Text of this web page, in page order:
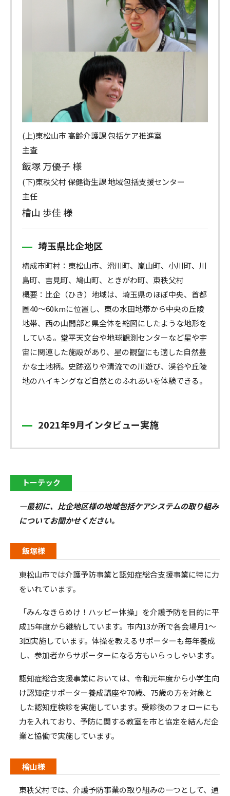
(上)東松山市 高齢介護課 包括ケア推進室
主査
飯塚 万優子 様
(下)東秩父村 保健衛生課 地域包括支援センター
主任
檜山 歩佳 様
埼玉県比企地区
構成市町村：東松山市、滑川町、嵐山町、小川町、川
島町、吉見町、鳩山町、ときがわ町、東秩父村
概要：比企（ひき）地域は、埼玉県のほぼ中央、首都
圏40～60kmに位置し、東の水田地帯から中央の丘陵
地帯、西の山間部と県全体を縮図にしたような地形を
している。堂平天文台や地球観測センターなど星や宇
宙に関連した施設があり、星の観望にも適した自然豊
かな土地柄。史跡巡りや清流での川遊び、渓谷や丘陵
地のハイキングなど自然とのふれあいを体験できる。
2021年9月インタビュー実施
トーテック
―最初に、比企地区様の地域包括ケアシステムの取り組み
についてお聞かせください。
飯塚様
東松山市では介護予防事業と認知症総合支援事業に特に力
をいれています。
「みんなきらめけ！ハッピー体操」を介護予防を目的に平
成15年度から継続しています。市内13か所で各会場月1～
3回実施しています。体操を教えるサポーターも毎年養成
し、参加者からサポーターになる方もいらっしゃいます。
認知症総合支援事業においては、令和元年度から小学生向
け認知症サポーター養成講座や70歳、 75歳の方を対象と
した認知症検診を実施しています。受診後のフォローにも
力を入れており、予防に関する教室を市と協定を結んだ企
業と協働で実施しています。
檜山様
東秩父村では、介護予防事業の取り組みの一つとして、通